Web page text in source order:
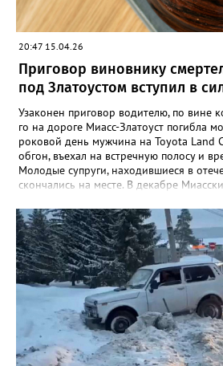
20:47 15.04.26
Приговор виновнику
под Златоустом вступил в
Узаконен приговор водителю, по вине
го на дороге Миасс-Златоуст погибла
роковой день мужчина на Toyota Land
обгон, въехал на встречную полосу и
Молодые супруги, находившиеся в
скончались на месте. В декабре
поселении, а также на два года и 10
водительских прав. Его также обязали
родственникам погибших в общей
рублей. «Осужденный не согласился с
апелляционной жалобе просил
приговор, указывая на ненадлежащее
за чего произошел выезд на
инстанция Челябинского областного
прокурора оставила жалобу без
вступил в законную силу», – сообщили
региональной прокуратуры.